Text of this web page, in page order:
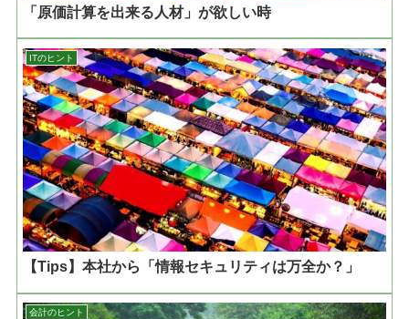
「原価計算を出来る人材」が欲しい時
ITのヒント
【Tips】本社から「情報セキュリティは万全か？」
会計のヒント